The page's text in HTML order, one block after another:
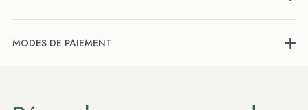
MODES DE PAIEMENT